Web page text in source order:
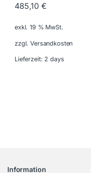
485,10€
exkl. 19 % MwSt.
zzgl. Versandkosten
Lieferzeit: 2 days
Information